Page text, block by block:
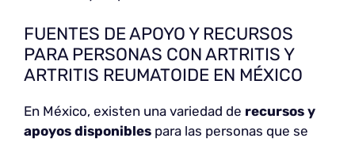
FUENTES DE APOYO Y RECURSOS
PARA PERSONAS CON ARTRITIS Y
ARTRITIS REUMATOIDE EN MÉXICO
En México, existen una variedad de recursos y
apoyos disponibles para las personas que se